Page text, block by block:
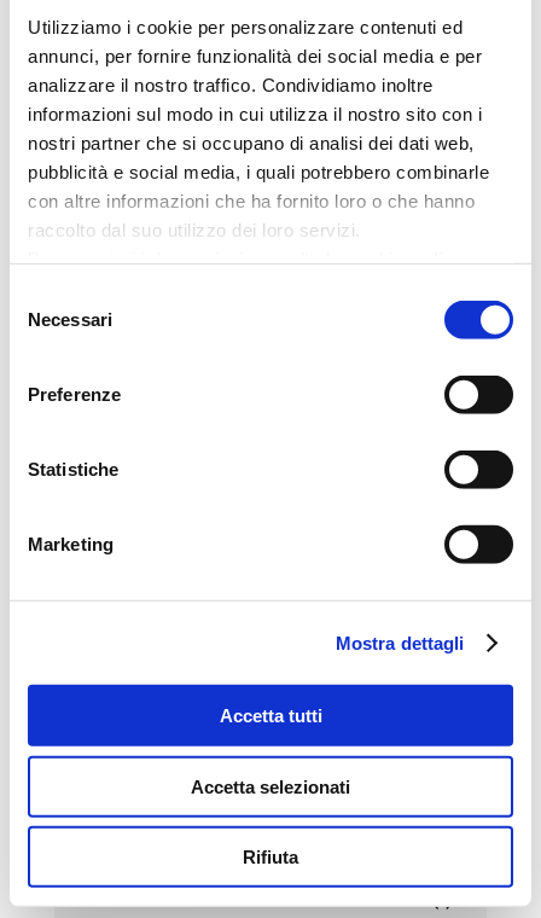
Utilizziamo i cookie per personalizzare contenuti ed
annunci, per fornire funzionalità dei social media e per
analizzare il nostro traffico. Condividiamo inoltre
informazioni sul modo in cui utilizza il nostro sito con i
nostri partner che si occupano di analisi dei dati web,
pubblicità e social media, i quali potrebbero combinarle
con altre informazioni che ha fornito loro o che hanno
raccolto dal suo utilizzo dei loro servizi.
delNecessari
Preferenze
Statistiche
Marketing
Mostra dettagli
Accetta tutti
Accetta selezionati
Rifiuta
un’organizzazione che cresce insieme alle
persone, pronta a trasformare ogni
cambiamento in un’opportunità e ogni traguardo
Battista Baccarini
Fonte: https://www.simplybiz.eu/convention-
auxilia-finance-2025-highlight-evento/
Auxilia Finance Blog (1)
Auxilia Finance News